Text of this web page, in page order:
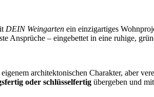
DEIN Weingarten ein einzigartiges
Ansprüche – eingebettet in eine ruhige,
architektonischen Charakter, aber
oder schlüsselfertig übergeben und